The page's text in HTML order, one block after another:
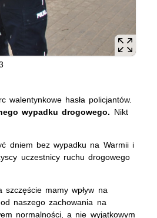
hasła policjantów.
wypadku drogowego. Nikt
dniem bez wypadku na Warmii i
uczestnicy ruchu drogowego
mamy wpływ na
naszego zachowania na
normalności, a nie wyjątkowym